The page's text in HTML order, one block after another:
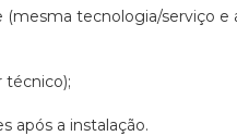
tecnologia/serviço e
técnico);
após a instalação.